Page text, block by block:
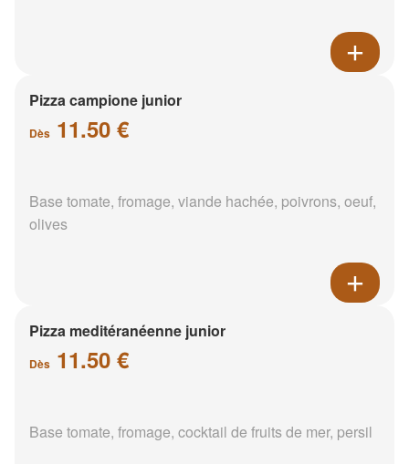
Pizza campione junior
Dès 11.50 €
Base tomate, fromage, viande hachée, poivrons, oeuf,
olives
Pizza meditéranéenne junior
Dès 11.50 €
Base tomate, fromage, cocktail de fruits de mer, persil